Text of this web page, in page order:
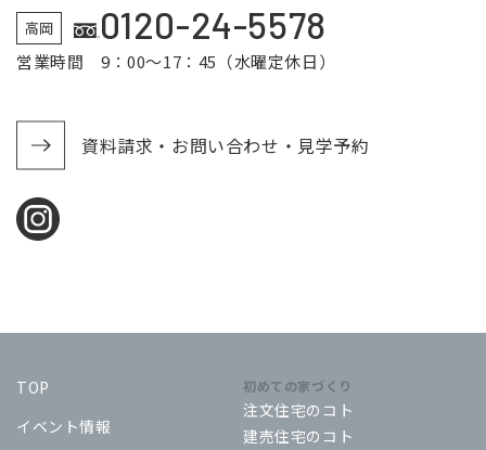
高岡 0120-24-5578
営業時間 9：00～17：45（水曜定休日）
資料請求・お問い合わせ・見学予約
TOP
イベント情報
初めての家づくり
注文住宅のコト
建売住宅のコト